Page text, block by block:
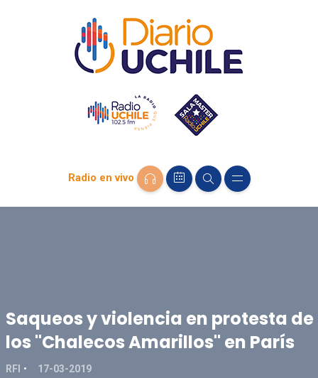
Radio en vivo
Saqueos y violencia en protesta de
los "Chalecos Amarillos" en París
RFI 17-03-2019